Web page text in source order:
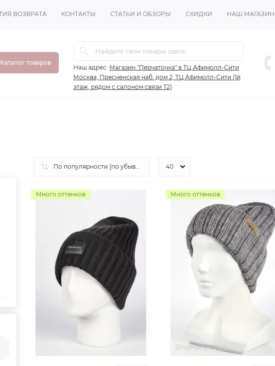
ВОЗВРАТА КОНТАКТЫ СТАТЬИ И ОБЗОРЫ СКИДКИ НАШ МАГАЗИН
Каталог товаров
Наш адрес: Магазин "Перчаточка" в ТЦ Афимолл-Сити
Москва, Пресненская наб. дом 2, ТЦ Афимолл-Сити (1й
этаж, рядом с салоном связи Т2)
Много оттенков Много оттенков